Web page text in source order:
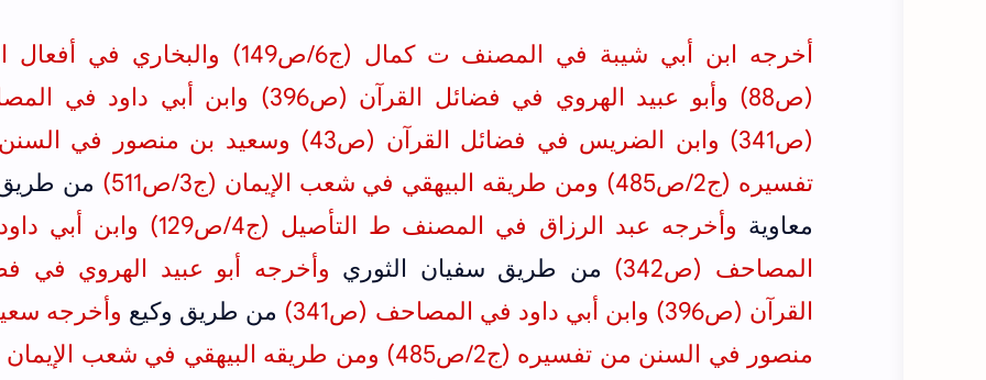
أخرجه ابن أبي شيبة في المصنف ت كمال (ج6/ص149) والبخاري في
(ص88) وأبو عبيد الهروي في فضائل القرآن (ص396) وابن أبي
(ص341) وابن الضريس في فضائل القرآن (ص43) وسعيد بن منصور
تفسيره (ج2/ص485) ومن طريقه البيهقي في شعب الإيمان (ج3/ص511)
من
معاوية
وأخرجه عبد الرزاق في المصنف ط التأصيل (ج4/ص129)
المصاحف (ص342)
من طريق سفيان الثوري وأخرجه أبو عبيد الهروي في
القرآن (ص396) وابن أبي داود في المصاحف (ص341)
من طريق وكيع وأخرجه